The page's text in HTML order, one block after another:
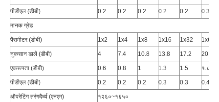
पीडीएल (डीबी) 0.2 0.2 0.2 0.2 0.2 0.3
मानक ग्रेड
पैरामीटर (डीबी) 1x2 1x4 1x8 1x16 1x32 1x64
नुकसान डालें (डीबी) 4 7.4 10.8 13.8 17.2 20.4
एकरूपता (डीबी) 0.6 0.8 1 1.3 1.5 १.८
पीडीएल (डीबी) 0.2 0.2 0.2 0.3 0.3 0.4
ऑपरेटिंग तरंगदैर्ध्य (एनएम) १२६०~१६५०